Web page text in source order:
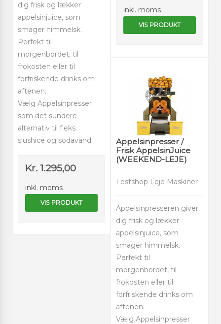
dig frisk og lækker
appelsinjuice, som
smager himmelsk.
Perfekt til
morgenbordet, til
frokosten eller til
forfriskende drinks om
aftenen.
Vælg Appelsinpresser
som det sundere
alternativ til f.eks.
slushice og sodavand.
Kr. 1.295,00
inkl. moms
VIS PRODUKT
inkl. moms
VIS PRODUKT
Appelsinpresser /
Frisk AppelsinJuice
(WEEKEND-LEJE)
Festshop Leje Maskiner
Appelsinpresseren giver
dig frisk og lækker
appelsinjuice, som
smager himmelsk.
Perfekt til
morgenbordet, til
frokosten eller til
forfriskende drinks om
aftenen.
Vælg Appelsinpresser